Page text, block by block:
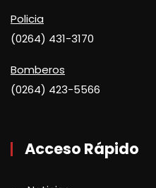
Policia
(0264) 431-3170
Bomberos
(0264) 423-5566
Acceso Rápido